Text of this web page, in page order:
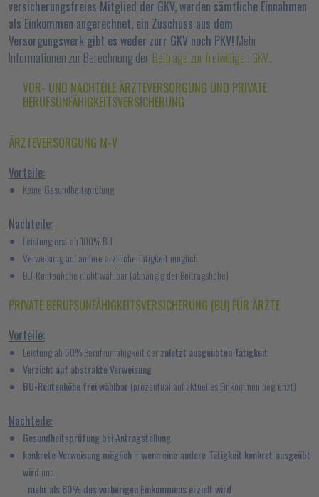
versicherungsfreies Mitglied der GKV, werden sämtliche Einnahmen
als Einkommen angerechnet, ein Zuschuss aus dem
Versorgungswerk gibt es weder zurr GKV noch PKV! Mehr
Informationen zur Berechnung der Beiträge zur freiwilligen GKV.
VOR- UND NACHTEILE ÄRZTEVERSORGUNG UND PRIVATE
BERUFSUNFÄHIGKEITSVERSICHERUNG
ÄRZTEVERSORGUNG M-V
Vorteile:
Keine Gesundheitsprüfung
Nachteile:
Leistung erst ab 100% BU
Verweisung auf andere ärztliche Tätigkeit möglich
BU-Rentenhöhe nicht wählbar (abhängig der Beitragshöhe)
PRIVATE BERUFSUNFÄHIGKEITSVERSICHERUNG (BU) FÜR ÄRZTE
Vorteile:
Leistung ab 50% Berufsunfähigkeit derzuletzt ausgeübten Tätigkeit
Verzicht auf abstrakte Verweisung
BU-Rentenhöhe frei wählbar(prozentual auf aktuelles Einkommen begrenzt)
Nachteile:
Gesundheitsprüfung bei Antragstellung
konkrete Verweisung möglich = wenn eine andere Tätigkeit konkret ausgeübt
wird und
- mehr als 80% des vorherigen Einkommens erzielt wird